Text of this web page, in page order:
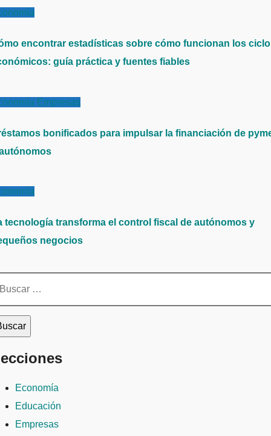
encontrar estadísticas sobre cómo funcionan los
guía práctica y fuentes fiables
Empresas
bonificados para impulsar la financiación de
tecnología transforma el control fiscal de autónomos y
negocios
Economía
Educación
Empresas